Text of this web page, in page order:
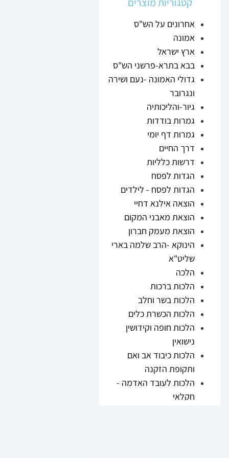
אחרונים על הש"ס
אמונה
ארץ ישראל
בבא בתרא-פרשני הש"ס
גדולי האמונה -נעם ושירה
ונגרובר
גיור-והליכותיה
גמרות בודדות
גמרות דף יומי
דרך החיים
דרשות כלליות
הגדות לפסח
הגדות לפסח - לילדים
הוצאה אילנא דחיי
הוצאת מאבני המקום
הוצאת מעמק חברון
הינוקא -הרב שלמה בארי
שליט"א
הלכה
הלכות ברכות
הלכות בשר וחלב
הלכות הכשרת כלים
הלכות חופה וקידושין
נישואין
הלכות כיבוד אב ואם
ותקופת הזקנה
הלכות לעובד האדמה -
חקלאי